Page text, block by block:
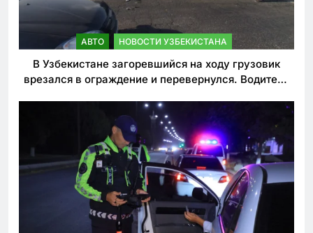
АВТО НОВОСТИ УЗБЕКИСТАНА
В Узбекистане загоревшийся на ходу грузовик
врезался в ограждение и перевернулся. Водитель